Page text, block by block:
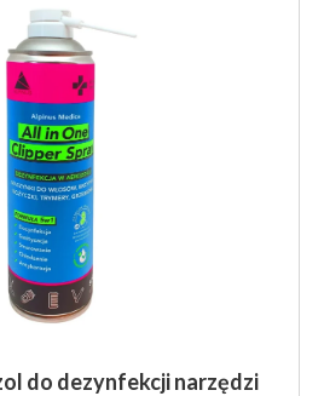
do dezynfekcji narzędzi